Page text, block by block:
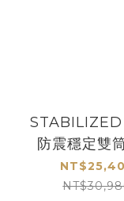
STABILIZED
防震穩定雙
鏡